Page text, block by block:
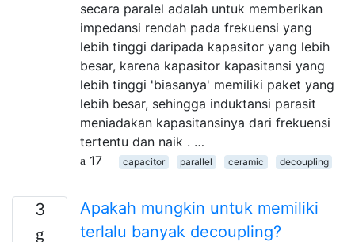
secara paralel adalah untuk memberikan
impedansi rendah pada frekuensi yang
lebih tinggi daripada kapasitor yang lebih
besar, karena kapasitor kapasitansi yang
lebih tinggi 'biasanya' memiliki paket yang
lebih besar, sehingga induktansi parasit
meniadakan kapasitansinya dari frekuensi
tertentu dan naik . …
17
capacitor parallel ceramic decoupling
3
Apakah mungkin untuk memiliki
terlalu banyak decoupling?